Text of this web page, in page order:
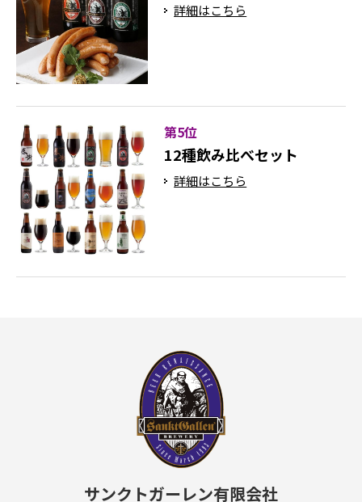
詳細はこちら
第5位
12種飲み比べセット
詳細はこちら
サンクトガーレン有限会社